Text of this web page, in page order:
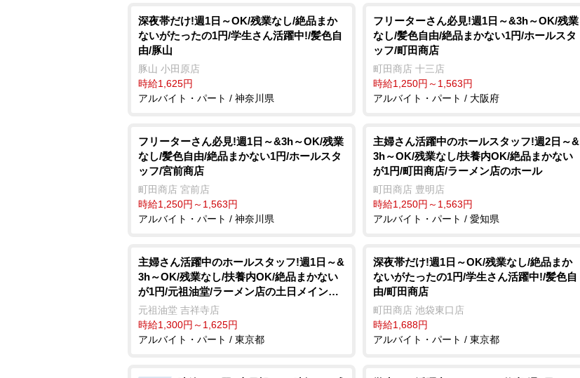
t
e
深夜帯だけ!週1日～OK/残業なし/絶品まか
ないがたったの1円/学生さん活躍中!/髪色自
由/豚山
豚山 小田原店
時給1,625円
アルバイト・パート / 神奈川県
フリーターさん必見!週1日～&3h～OK/残業
なし/髪色自由/絶品まかない1円/ホールスタ
ッフ/町田商店
町田商店 十三店
時給1,250円～1,563円
アルバイト・パート / 大阪府
フリーターさん必見!週1日～&3h～OK/残業
なし/髪色自由/絶品まかない1円/ホールスタ
ッフ/宮前商店
町田商店 宮前店
時給1,250円～1,563円
アルバイト・パート / 神奈川県
主婦さん活躍中のホールスタッフ!週2日～&
3h～OK/残業なし/扶養内OK/絶品まかない
が1円/町田商店/ラーメン店のホール
町田商店 豊明店
時給1,250円～1,563円
アルバイト・パート / 愛知県
主婦さん活躍中のホールスタッフ!週1日～&
3h～OK/残業なし/扶養内OK/絶品まかない
が1円/元祖油堂/ラーメン店の土日メインホ
ール
元祖油堂 吉祥寺店
時給1,300円～1,625円
アルバイト・パート / 東京都
深夜帯だけ!週1日～OK/残業なし/絶品まか
ないがたったの1円/学生さん活躍中!/髪色自
由/町田商店
町田商店 池袋東口店
時給1,688円
アルバイト・パート / 東京都